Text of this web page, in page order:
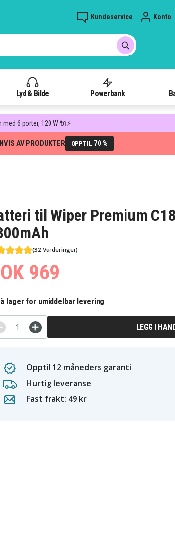
Kundeservice Konto
Lyd & Bilde Powerbank
med 6 porter, 120 W 🔌⚡
AV PRODUKTER OPPTIL 70 %
til Wiper Premium
(32 Vurderinger)
969
lager for umiddelbar levering
LEGG I
Opptil 12 måneders garanti
Hurtig leveranse
Fast frakt: 49 kr